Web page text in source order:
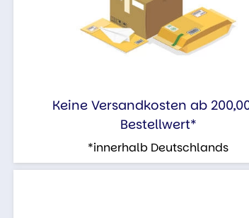
Keine Versandkosten ab
Bestellwert*
*innerhalb Deutschlands